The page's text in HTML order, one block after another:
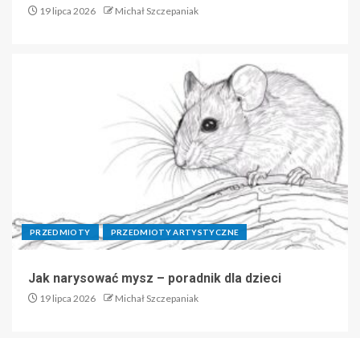
19 lipca 2026 Michał Szczepaniak
PRZEDMIOTY PRZEDMIOTY ARTYSTYCZNE
Jak narysować mysz – poradnik dla dzieci
19 lipca 2026 Michał Szczepaniak